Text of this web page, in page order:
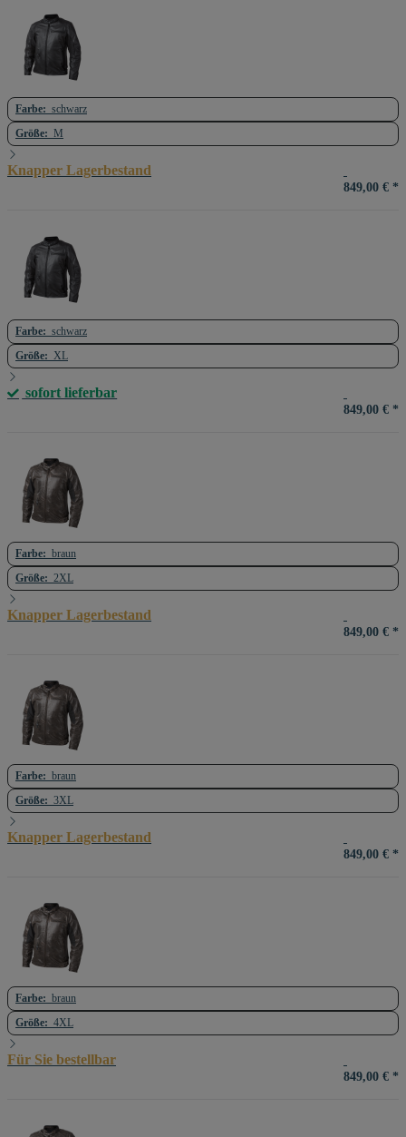
Farbe: schwarz
Größe: M
Knapper Lagerbestand
849,00 € *
Farbe: schwarz
Größe: XL
sofort lieferbar
849,00 € *
Farbe: braun
Größe: 2XL
Knapper Lagerbestand
849,00 € *
Farbe: braun
Größe: 3XL
Knapper Lagerbestand
849,00 € *
Farbe: braun
Größe: 4XL
Für Sie bestellbar
849,00 € *